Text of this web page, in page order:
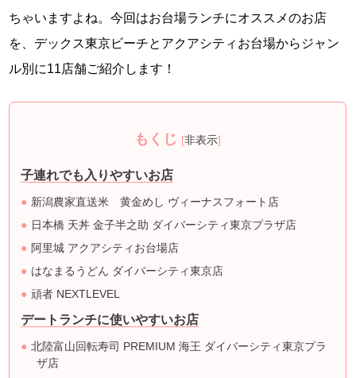
ちゃいますよね。今回はお台場ランチにオススメのお店
を、デックス東京ビーチとアクアシティお台場からジャン
ル別に11店舗ご紹介します！
もくじ [非表示]
子連れでも入りやすいお店
新潟農家直送米 黄金めし ヴィーナスフォート店
日本橋 天丼 金子半之助 ダイバーシティ東京プラザ店
阿里城 アクアシティお台場店
はなまるうどん ダイバーシティ東京店
頑者 NEXTLEVEL
デートランチに使いやすいお店
北陸富山回転寿司 PREMIUM 海王 ダイバーシティ東京プラ
ザ店